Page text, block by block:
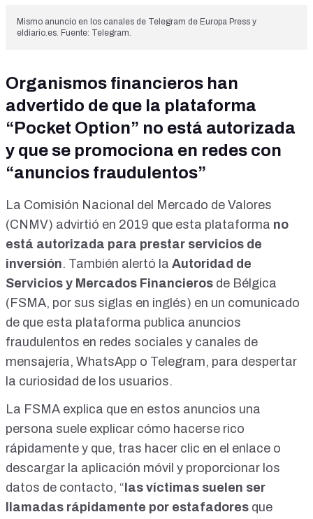
Mismo anuncio en los canales de Telegram de Europa Press y
eldiario.es. Fuente: Telegram.
Organismos financieros han
advertido de que la plataforma
“Pocket Option” no está autorizada
y que se promociona en redes con
“anuncios fraudulentos”
La Comisión Nacional del Mercado de Valores
(CNMV) advirtió en 2019 que esta plataforma no
está autorizada para prestar servicios de
inversión. También alertó la Autoridad de
Servicios y Mercados Financieros de Bélgica
(FSMA, por sus siglas en inglés) en un comunicado
de que esta plataforma publica anuncios
fraudulentos en redes sociales y canales de
mensajería, WhatsApp o Telegram, para despertar
la curiosidad de los usuarios.
La FSMA explica que en estos anuncios una
persona suele explicar cómo hacerse rico
rápidamente y que, tras hacer clic en el enlace o
descargar la aplicación móvil y proporcionar los
datos de contacto, “ las víctimas suelen ser
llamadas rápidamente por estafadores que